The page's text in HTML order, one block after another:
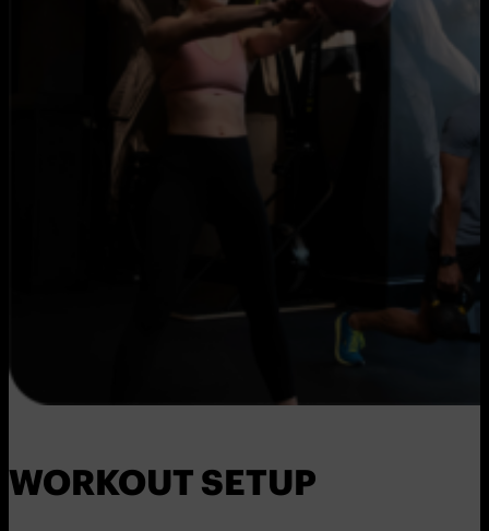
WORKOUT SETUP